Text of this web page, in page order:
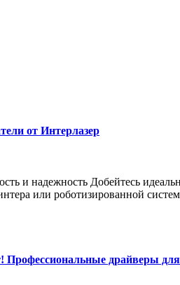
от Интерлазер
и надежность Добейтесь
или роботизированной
Профессиональные драйверы